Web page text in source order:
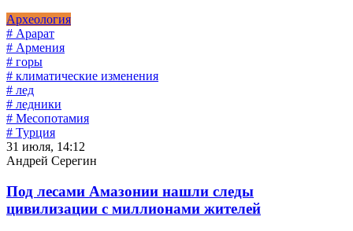
Археология
# Арарат
# Армения
# горы
# климатические изменения
# лед
# ледники
# Месопотамия
# Турция
31 июля, 14:12
Андрей Серегин
Под лесами Амазонии нашли следы
цивилизации с миллионами жителей